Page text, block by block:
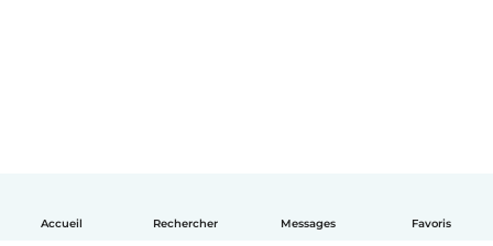
Accueil Rechercher Messages Favoris